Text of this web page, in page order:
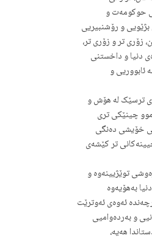
حوکومەت و
بژێویی و رۆشنبیریی
زۆری تر و زۆری تر،
دنیا و داخستنی
ئابووریی و
ترسێک لە هۆش و
چینێکی تری
خۆیشی دەنگی
تر کێشەی
توێژیینەوە و
بەهۆیەوە
ئەوەی ئەوترێت
و بەردەوامیی
هەیە،